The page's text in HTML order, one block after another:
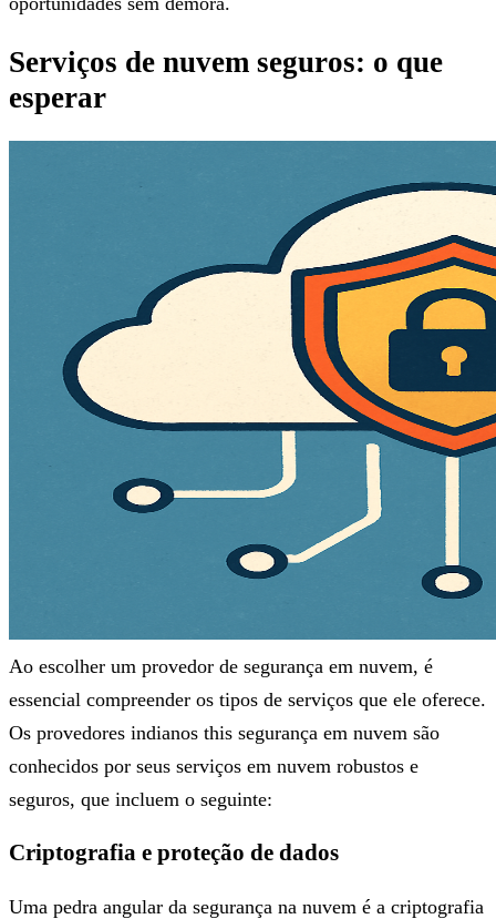
Serviços de nuvem seguros: o que
esperar
Ao escolher um provedor de segurança em nuvem, é
essencial compreender os tipos de serviços que ele oferece.
Os provedores indianos this segurança em nuvem são
conhecidos por seus serviços em nuvem robustos e
seguros, que incluem o seguinte:
Criptografia e proteção de dados
Uma pedra angular da segurança na nuvem é a criptografia